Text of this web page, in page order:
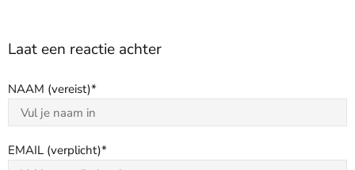
Laat een reactie achter
NAAM (vereist)
EMAIL (verplicht)